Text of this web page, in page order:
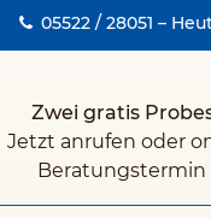
Zwei gratis
Jetzt anrufen oder
Beratungstermin
05522 / 28051 –